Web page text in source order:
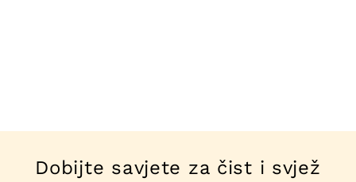
Dobijte savjete za čist i svjež